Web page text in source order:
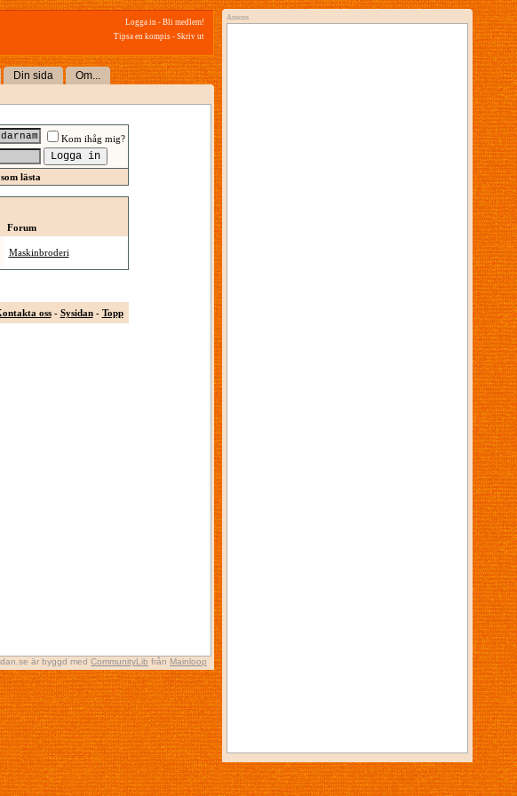
Logga in - Bli medlem!
Tipsa en kompis - Skriv ut
Din sida Om...
Kom ihåg mig?
lästa
Forum
Maskinbroderi
oss- Sysidan- Topp
är byggd med CommunityLib från Mainloop
Annons